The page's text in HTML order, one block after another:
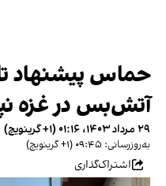
حماس پیشنهاد
آتش‌بس در غزه
۲۹ مرداد ۱۴۰۳، ۰۱:۱۶ (‎+۱ گرینویچ)
به‌روزرسانی: ۰۹:۴۵ (‎+۱ گرینویچ)
اشتراک‌گذاری